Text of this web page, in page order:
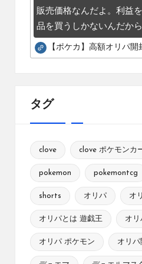
販売価格なんだよ。利益
品を買うしかないんだから
【ポケカ】高額オリパ
タグ
clove clove ポケモンカ
pokemon pokemontcg
shorts オリパ オ
オリパとは 遊戯王 オリ
オリパ ポケモン オリパ